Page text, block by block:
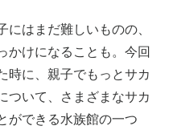
はまだ難しいものの、
かけになることも。今回
時に、親子でもっとサカ
ついて、さまざまなサカ
ができる水族館の一つ